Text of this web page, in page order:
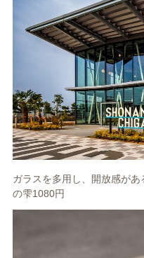
ガラスを多用し、開放感が
の雫1080円